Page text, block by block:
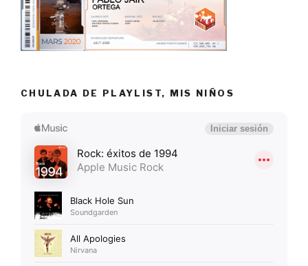
CHULADA DE PLAYLIST, MIS NIÑOS